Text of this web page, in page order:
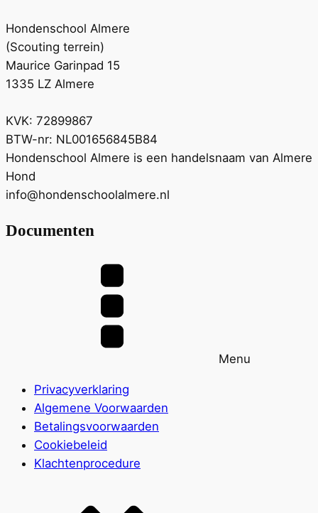
Hondenschool Almere
(Scouting terrein)
Maurice Garinpad 15
1335 LZ Almere
KVK: 72899867
BTW-nr: NL001656845B84
Hondenschool Almere is een handelsnaam van Almere
Hond
info@hondenschoolalmere.nl
Documenten
Menu
Privacyverklaring
Algemene Voorwaarden
Betalingsvoorwaarden
Cookiebeleid
Klachtenprocedure